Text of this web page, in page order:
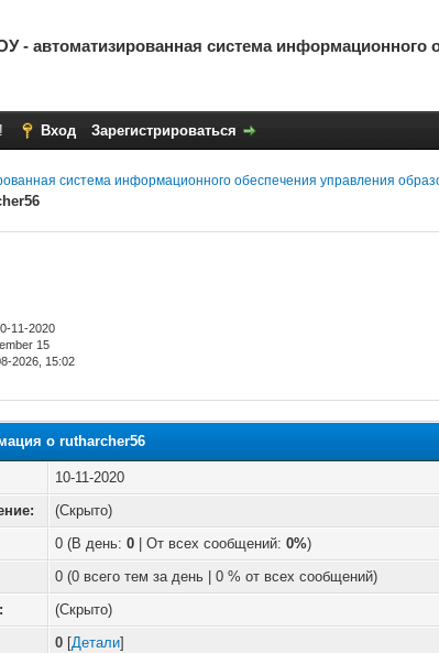
- автоматизированная система информационного
Вход Зарегистрироваться
система информационного обеспечения управления
11-2020
15
2026, 15:02
о rutharcher56
10-11-2020
(Скрыто)
0 (В день:0 | От всех сообщений:0%)
0 (0 всего тем за день | 0 % от всех сообщений)
(Скрыто)
0 [Детали]